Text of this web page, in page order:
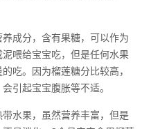
成分，含有果糖，可以作为
喂给宝宝吃，但是任何水果
吃。因为榴莲糖分比较高，
引起宝宝腹胀等不适。
水果，虽然营养丰富，但是